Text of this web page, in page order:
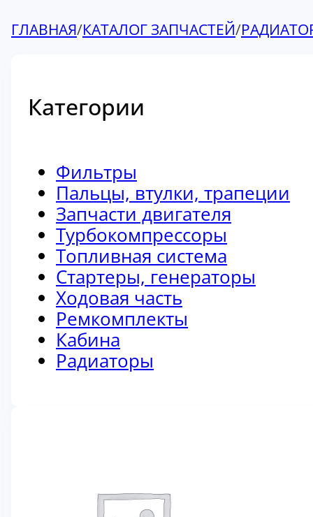
ГЛАВНАЯ/КАТАЛОГ ЗАПЧАСТЕЙ/
Категории
Фильтры
Пальцы, втулки, трапеции
Запчасти двигателя
Турбокомпрессоры
Топливная система
Стартеры, генераторы
Ходовая часть
Ремкомплекты
Кабина
Радиаторы